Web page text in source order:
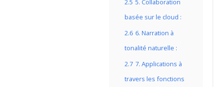
2.5 5. Collaboration
basée sur le cloud :
2.6 6. Narration à
tonalité naturelle :
2.7 7. Applications à
travers les fonctions